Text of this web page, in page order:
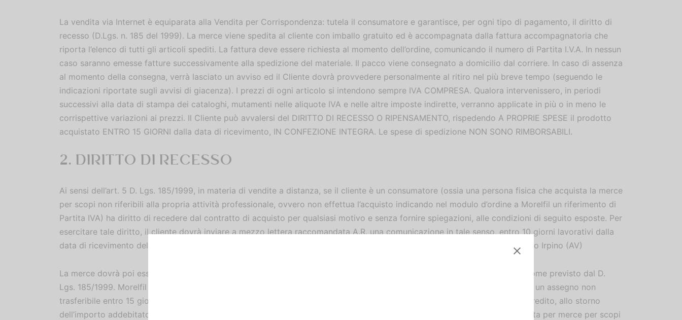
La vendita via Internet è equiparata alla Vendita per Corrispondenza: tutela il consumatore e garantisce, per ogni tipo di pagamento, il diritto di
recesso (D.Lgs. n. 185 del 1999). La merce viene spedita al cliente con imballo gratuito ed è accompagnata dalla fattura accompagnatoria che
riporta l’elenco di tutti gli articoli spediti. La fattura deve essere richiesta al momento dell’ordine, comunicando il numero di Partita I.V.A. In nessun
caso saranno emesse fatture successivamente alla spedizione del materiale. Il pacco viene consegnato a domicilio dal corriere. In caso di assenza
al momento della consegna, verrà lasciato un avviso ed il Cliente dovrà provvedere personalmente al ritiro nel più breve tempo (seguendo le
indicazioni riportate sugli avvisi di giacenza). I prezzi di ogni articolo si intendono sempre IVA COMPRESA. Qualora intervenissero, in periodi
successivi alla data di stampa dei cataloghi, mutamenti nelle aliquote IVA e nelle altre imposte indirette, verranno applicate in più o in meno le
corrispettive variazioni ai prezzi. Il Cliente può avvalersi del DIRITTO DI RECESSO O RIPENSAMENTO, rispedendo A PROPRIE SPESE il prodotto
acquistato ENTRO 15 GIORNI dalla data di ricevimento, IN CONFEZIONE INTEGRA. Le spese di spedizione NON SONO RIMBORSABILI.
2. DIRITTO DI RECESSO
Ai sensi dell’art. 5 D. Lgs. 185/1999, in materia di vendite a distanza, se il cliente è un consumatore (ossia una persona fisica che acquista la merce
per scopi non riferibili alla propria attività professionale, ovvero non effettua l’acquisto indicando nel modulo d’ordine a Morelfil un riferimento di
Partita IVA) ha diritto di recedere dal contratto di acquisto per qualsiasi motivo e senza fornire spiegazioni, alle condizioni di seguito esposte. Per
esercitare tale diritto, il cliente dovrà inviare a mezzo lettera raccomandata A.R. una comunicazione in tale senso, entro 10 giorni lavorativi dalla
data di ricevimento della merce. La comunicazione dovrà essere indirizzata a: MORELFIL SRL – Via Torana, 8B, 83031 Ariano Irpino (AV)
La merce dovrà poi essere restituita a cura e spese del cliente entro 10 giorni dalla data di consegna della merce stessa, come previsto dal D.
Lgs. 185/1999. Morelfil provvederà alla restituzione dell’intero importo pagato per l’acquisto della merce restituita inviando un assegno non
trasferibile entro 15 giorni dal ricevimento della merce non danneggiata ovvero, nel caso di pagamento a mezzo carta di credito, allo storno
dell’importo addebitato. Il diritto di recesso è attribuito soltanto al cliente consumatore, cioè una persona fisica che acquista per merce per scopi